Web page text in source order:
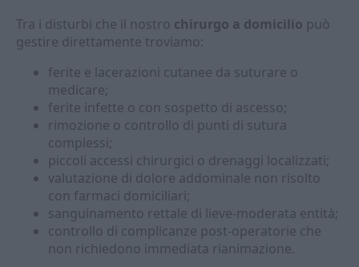
Tra i disturbi che il nostro chirurgo a domicilio può
gestire direttamente troviamo:
ferite e lacerazioni cutanee da suturare o
medicare;
ferite infette o con sospetto di ascesso;
rimozione o controllo di punti di sutura
complessi;
piccoli accessi chirurgici o drenaggi localizzati;
valutazione di dolore addominale non risolto
con farmaci domiciliari;
sanguinamento rettale di lieve-moderata entità;
controllo di complicanze post-operatorie che
non richiedono immediata rianimazione.